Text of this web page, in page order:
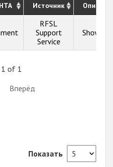
Источник
RFSL
Support
Service
Show
1 of 1
Вперёд
Показать